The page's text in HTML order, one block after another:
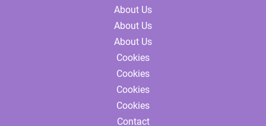
About Us
About Us
About Us
Cookies
Cookies
Cookies
Cookies
Contact